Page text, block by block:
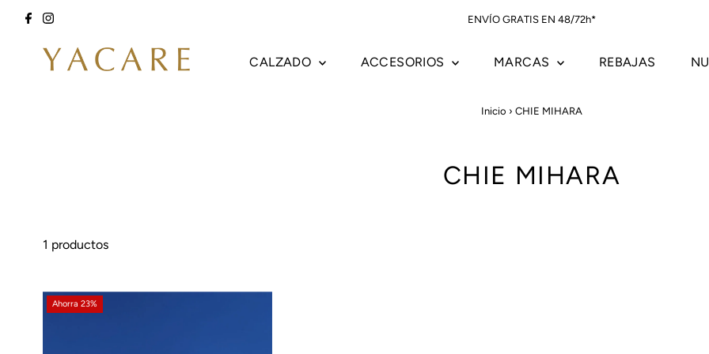
Ir directamente al contenido ENVÍO GRATIS EN 48/72h*
CALZADO ACCESORIOS MARCAS REBAJAS
Inicio › CHIE MIHARA
CHIE MIHARA
1 productos
Ahorra 23%